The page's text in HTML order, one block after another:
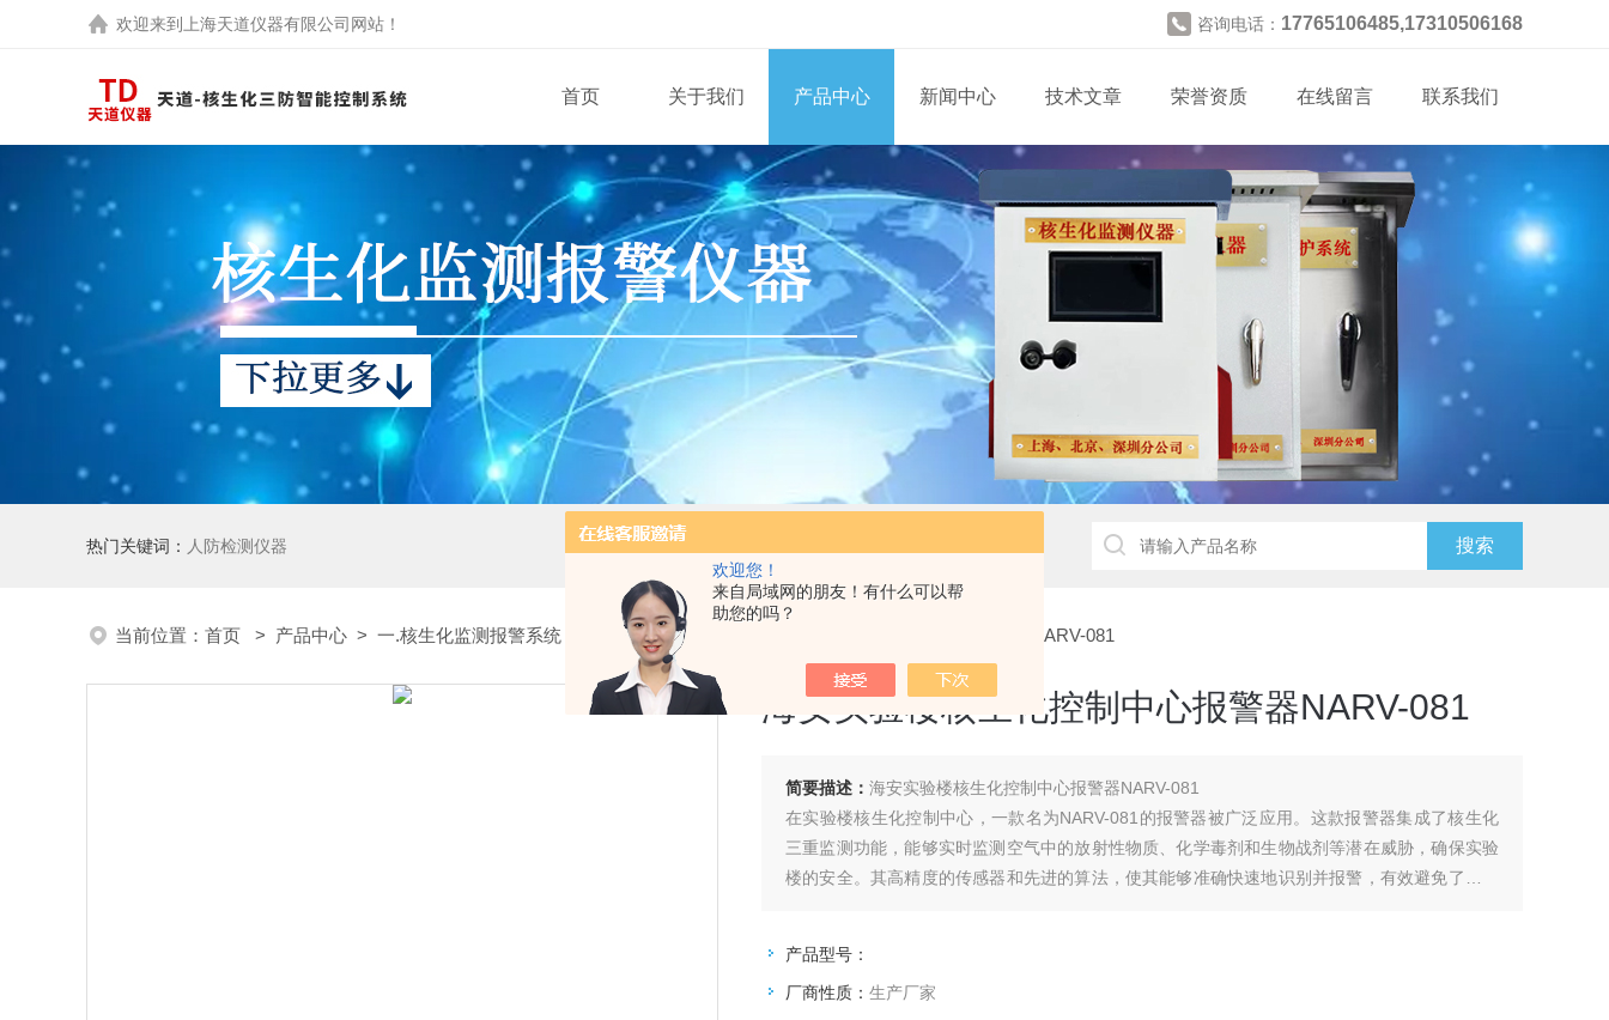
欢迎您！
来自局域网的朋友！有什么可以帮
助您的吗？
欢迎来到 上海天道仪器有限公司 网站！ 咨询电话： 17765106485,17310506168
首页 关于我们 产品中心 新闻中心 技术文章 荣誉资质 在线留言 联系我们
热门关键词： 人防检测仪器
当前位置： 首页 > 产品中心 > 一.核生化监测报警系统 7.核生化控制中心 > 海安实验楼核生化控制中心报警器NARV-081
海安实验楼核生化控制中心报警器NARV-081
简要描述： 海安实验楼核生化控制中心报警器NARV-081
在实验楼核生化控制中心，一款名为NARV-081的报警器被广泛应用。这款报警器集成了核生化
三重监测功能，能够实时监测空气中的放射性物质、化学毒剂和生物战剂等潜在威胁，确保实验
楼的安全。其高精度的传感器和先进的算法，使其能够准确快速地识别并报警，有效避免了潜在
产品型号：
厂商性质： 生产厂家